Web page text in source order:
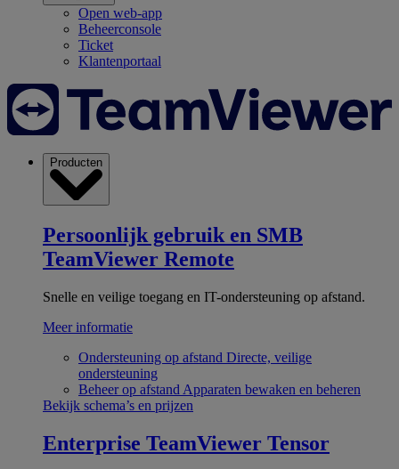
Open web-app
Beheerconsole
Ticket
Klantenportaal
Producten
Persoonlijk gebruik en SMB
TeamViewer Remote
Snelle en veilige toegang en IT-ondersteuning op afstand.
Meer informatie
Ondersteuning op afstand Directe, veilige
ondersteuning
Beheer op afstand Apparaten bewaken en beheren
Bekijk schema’s en prijzen
Enterprise TeamViewer Tensor